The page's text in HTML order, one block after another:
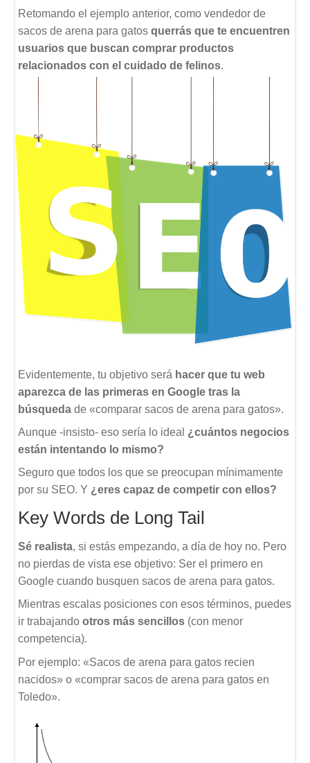
Retomando el ejemplo anterior, como vendedor de
sacos de arena para gatosquerrás que te encuentren
usuarios que buscan comprar productos
relacionados con el cuidado de felinos.
Evidentemente, tu objetivo será hacer que tu web
aparezca de las primeras en Google tras la
búsqueda de «comparar sacos de arena para gatos».
Aunque -insisto- eso sería lo ideal ¿cuántos negocios
están intentando lo mismo?
Seguro que todos los que se preocupan mínimamente
por su SEO. Y ¿eres capaz de competir con ellos?
Key Words de Long Tail
Sé realista, si estás empezando, a día de hoy no. Pero
no pierdas de vista ese objetivo: Ser el primero en
Google cuando busquen sacos de arena para gatos.
Mientras escalas posiciones con esos términos, puedes
ir trabajandootros más sencillos (con menor
competencia).
Por ejemplo: «Sacos de arena para gatos recien
nacidos» o «comprar sacos de arena para gatos en
Toledo».